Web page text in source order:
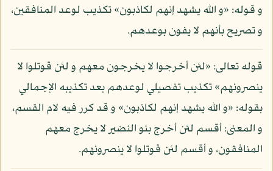
و قوله: «و الله يشهد إنهم لكاذبون» تكذيب لوعد المنافقين،
و تصريح بأنهم لا يفون بوعدهم.
قوله تعالى: «لئن أخرجوا لا يخرجون معهم و لئن قوتلوا لا
ينصرونهم» تكذيب تفصيلي لوعدهم بعد تكذيبه الإجمالي
بقوله: «و الله يشهد إنهم لكاذبون» و قد كرر فيه لام القسم،
و المعنى: أقسم لئن أخرج بنو النضير لا يخرج معهم
المنافقون، و أقسم لئن قوتلوا لا ينصرونهم.